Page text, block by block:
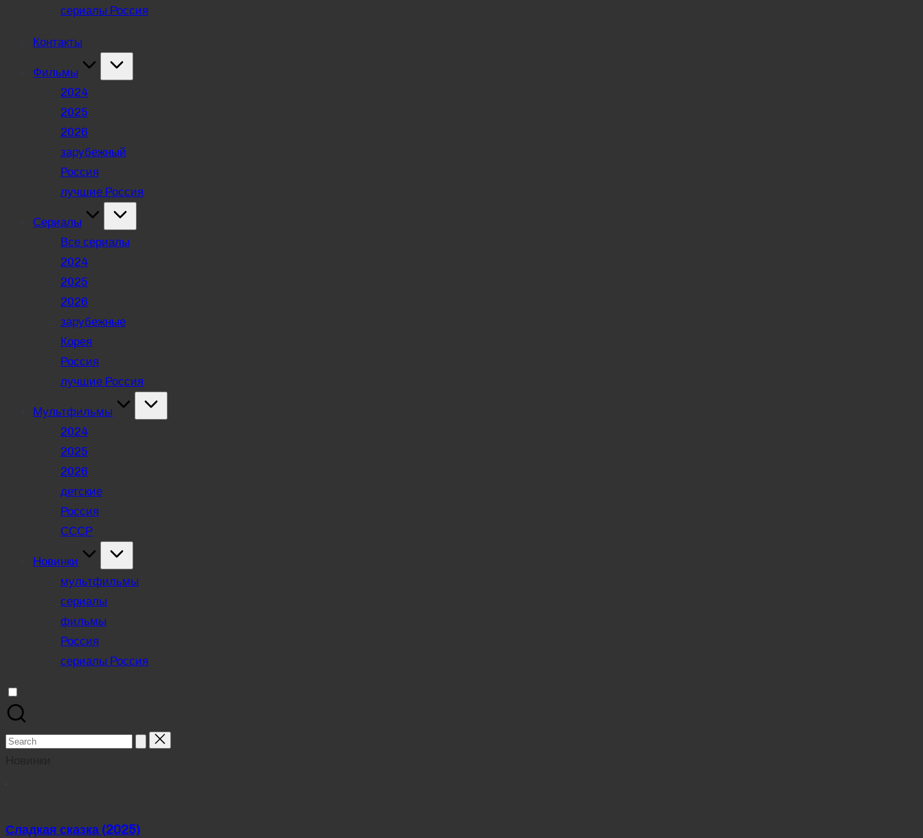
сериалы Россия
Контакты
Фильмы
2024
2025
2026
зарубежный
Россия
лучшие Россия
Сериалы
Все сериалы
2024
2025
2026
зарубежные
Корея
Россия
лучшие Россия
Мультфильмы
2024
2025
2026
детские
Россия
СССР
Новинки
мультфильмы
сериалы
фильмы
Россия
сериалы Россия
Search
Сладкая сказка (2025)